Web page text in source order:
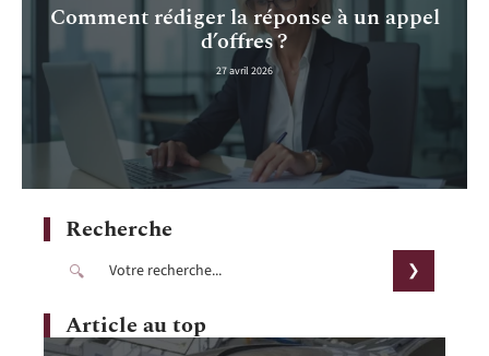
Comment rédiger la réponse à un appel
d’offres ?
27 avril 2026
Recherche
Article au top